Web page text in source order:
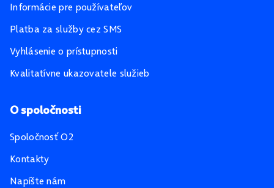
Informácie pre používateľov
Platba za služby cez SMS
Vyhlásenie o prístupnosti
Kvalitatívne ukazovatele služieb
O spoločnosti
Spoločnosť O2
Kontakty
Napíšte nám